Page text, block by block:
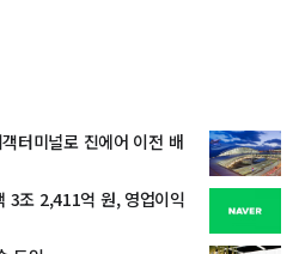
터미널로 진에어 이전 배
3조 2,411억 원, 영업이익